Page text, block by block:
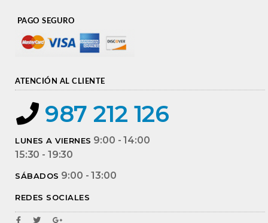
PAGO SEGURO
ATENCIÓN AL CLIENTE
987 212 126
LUNES A VIERNES 9:00 - 14:00
15:30 - 19:30
SÁBADOS 9:00 - 13:00
REDES SOCIALES